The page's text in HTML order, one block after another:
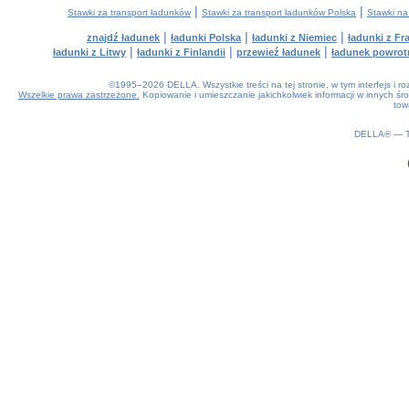
Stawki za transport ładunków | Stawki za transport ładunków Polska | Stawki
znajdź ładunek | ładunki Polska | ładunki z Niemiec | ładunki z
ładunki z Litwy | ładunki z Finlandii | przewieź ładunek | ładunek
©1995–2026 DELLA. Wszystkie treści na tej stronie, w tym interfejs i
Wszelkie prawa zastrzeżone.
Kopiowanie i umieszczanie jakichkolwiek informacji w innych
DELLA® —